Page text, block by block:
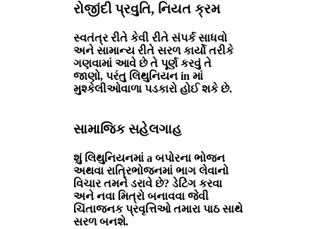
રોજીંદી પ્રવુતિ, નિયત ક્રમ
સ્વતંત્ર રીતે કેવી રીતે સંપર્ક સાધવો
અને સામાન્ય રીતે સરળ કાર્યો તરીકે
ગણવામાં આવે છે તે પૂર્ણ કરવું તે
જાણો, પરંતુ લિથુનિયન in માં
મુશ્કેલીઓવાળા પડકારો હોઈ શકે છે.
સામાજિક સહેલગાહ
શું લિથુનિયનમાં a બપોરના ભોજન
અથવા રાત્રિભોજનમાં ભાગ લેવાનો
વિચાર તમને ડરાવે છે? ડેટિંગ કરવા
અને નવા મિત્રો બનાવવા જેવી
ચિંતાજનક પ્રવૃત્તિઓ તમારા પાઠ સાથે
સરળ બનશે.